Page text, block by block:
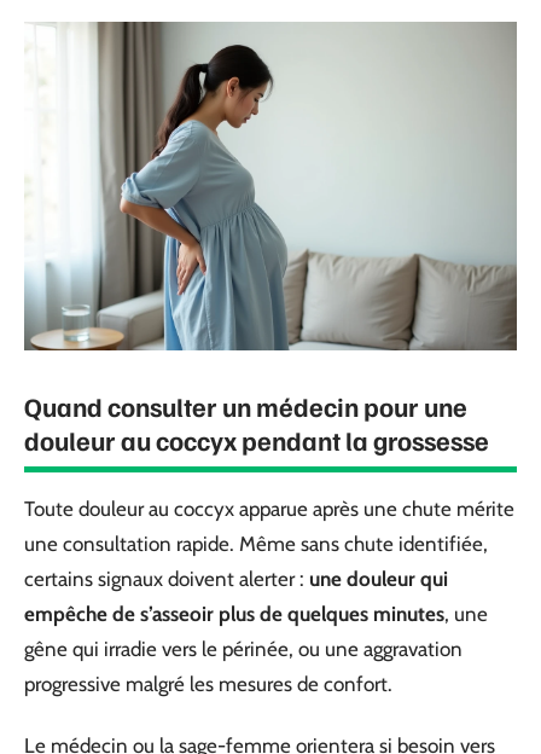
Quand consulter un médecin pour une
douleur au coccyx pendant la grossesse
Toute douleur au coccyx apparue après une chute mérite
une consultation rapide. Même sans chute identifiée,
certains signaux doivent alerter : une douleur qui
empêche de s’asseoir plus de quelques minutes, une
gêne qui irradie vers le périnée, ou une aggravation
progressive malgré les mesures de confort.
Le médecin ou la sage-femme orientera si besoin vers